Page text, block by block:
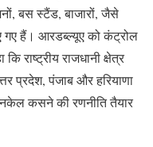
बस स्टैंड, बाजारों, जैसे
गए हैं। आरडब्ल्यूए को कंट्रोल
राष्ट्रीय राजधानी क्षेत्र
प्रदेश, पंजाब और हरियाणा
नकेल कसने की रणनीति तैयार